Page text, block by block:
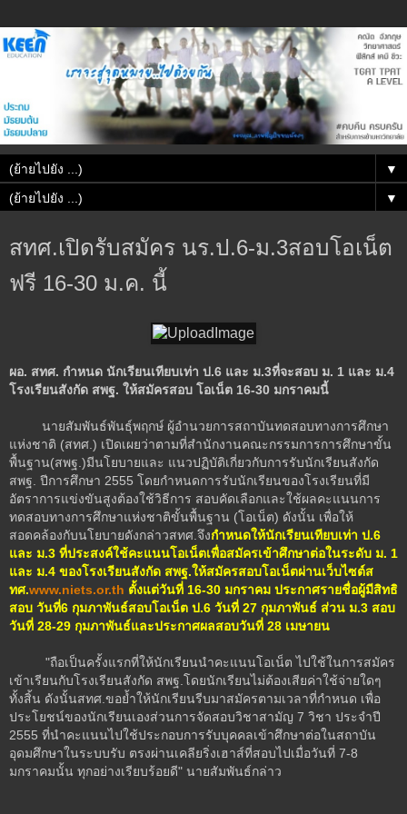
▼
▼
สทศ.เปิดรับสมัคร นร.ป.6-ม.3สอบโอเน็ต
ฟรี 16-30 ม.ค. นี้
ผอ. สทศ. กำหนด นักเรียนเทียบเท่า ป.6 และ ม.3ที่จะสอบ ม. 1 และ ม.4
โรงเรียนสังกัด สพฐ. ให้สมัครสอบ โอเน็ต 16-30 มกราคมนี้
นายสัมพันธ์พันธุ์พฤกษ์ ผู้อำนวยการสถาบันทดสอบทางการศึกษา
แห่งชาติ (สทศ.) เปิดเผยว่าตามที่สำนักงานคณะกรรมการการศึกษาขั้น
พื้นฐาน(สพฐ.)มีนโยบายและ แนวปฏิบัติเกี่ยวกับการรับนักเรียนสังกัด
สพฐ. ปีการศึกษา 2555 โดยกำหนดการรับนักเรียนของโรงเรียนที่มี
อัตราการแข่งขันสูงต้องใช้วิธีการ สอบคัดเลือกและใช้ผลคะแนนการ
ทดสอบทางการศึกษาแห่งชาติขั้นพื้นฐาน (โอเน็ต) ดังนั้น เพื่อให้
สอดคล้องกับนโยบายดังกล่าวสทศ.จึงกำหนดให้นักเรียนเทียบเท่า ป.6
และ ม.3 ที่ประสงค์ใช้คะแนนโอเน็ตเพื่อสมัครเข้าศึกษาต่อในระดับ ม. 1
และ ม.4 ของโรงเรียนสังกัด สพฐ.ให้สมัครสอบโอเน็ตผ่านเว็บไซต์ส
ทศ.www.niets.or.th ตั้งแต่วันที่ 16-30 มกราคม ประกาศรายชื่อผู้มีสิทธิ
สอบ วันที่6 กุมภาพันธ์สอบโอเน็ต ป.6 วันที่ 27 กุมภาพันธ์ ส่วน ม.3 สอบ
วันที่ 28-29 กุมภาพันธ์และประกาศผลสอบวันที่ 28 เมษายน
"ถือเป็นครั้งแรกที่ให้นักเรียนนำคะแนนโอเน็ต ไปใช้ในการสมัคร
เข้าเรียนกับโรงเรียนสังกัด สพฐ.โดยนักเรียนไม่ต้องเสียค่าใช้จ่ายใดๆ
ทั้งสิ้น ดังนั้นสทศ.ขอย้ำให้นักเรียนรีบมาสมัครตามเวลาที่กำหนด เพื่อ
ประโยชน์ของนักเรียนเองส่วนการจัดสอบวิชาสามัญ 7 วิชา ประจำปี
2555 ที่นำคะแนนไปใช้ประกอบการรับบุคคลเข้าศึกษาต่อในสถาบัน
อุดมศึกษาในระบบรับ ตรงผ่านเคลียริ่งเฮาส์ที่สอบไปเมื่อวันที่ 7-8
มกราคมนั้น ทุกอย่างเรียบร้อยดี" นายสัมพันธ์กล่าว